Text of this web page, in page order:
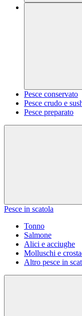
Pesce conservato
Pesce crudo e
Pesce preparato
Pesce in scatola
Tonno
Salmone
Alici e acciughe
Molluschi e
Altro pesce in